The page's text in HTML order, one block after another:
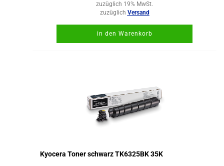
zuzüglich 19% MwSt.
zuzüglich Versand
in den Warenkorb
Kyocera Toner schwarz TK6325BK 35K